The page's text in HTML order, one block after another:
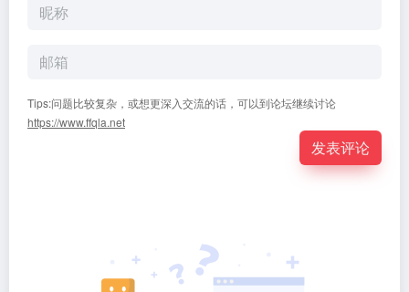
Tips:问题比较复杂，或想更深入交流的话，可以到论坛继续讨论
https://www.ffqla.net
发表评论